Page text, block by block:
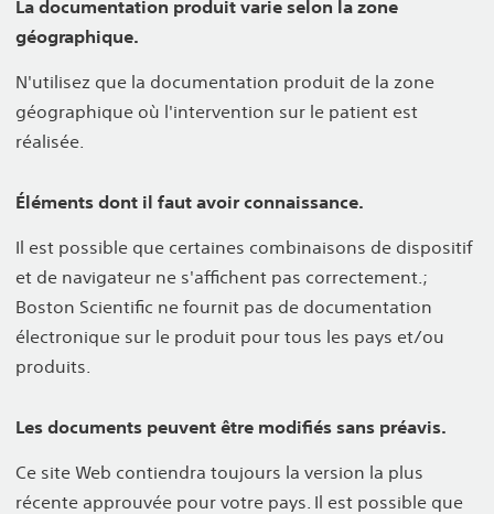
La documentation produit varie selon la zone
géographique.
N'utilisez que la documentation produit de la zone
géographique où l'intervention sur le patient est
réalisée.
Éléments dont il faut avoir connaissance.
Il est possible que certaines combinaisons de dispositif
et de navigateur ne s'affichent pas correctement.;
Boston Scientific ne fournit pas de documentation
électronique sur le produit pour tous les pays et/ou
produits.
Les documents peuvent être modifiés sans préavis.
Ce site Web contiendra toujours la version la plus
récente approuvée pour votre pays. Il est possible que